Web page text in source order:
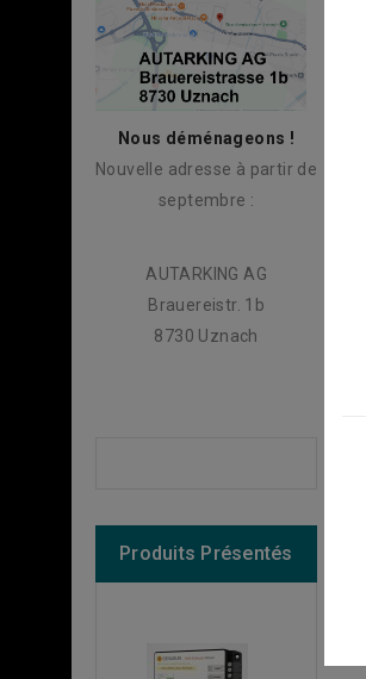
Nous déménageons !
Nouvelle adresse à partir de
septembre :
AUTARKING AG
Brauereistr. 1b
8730 Uznach
Produits Présentés